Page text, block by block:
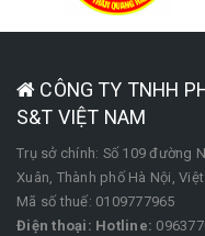
CÔNG TY TNHH
S&T VIỆT NAM
Trụ sở chính: Số 109 đường
Xuân, Thành phố Hà Nội,
Mã số thuế: 0109777965
Điện thoại: Hotline: